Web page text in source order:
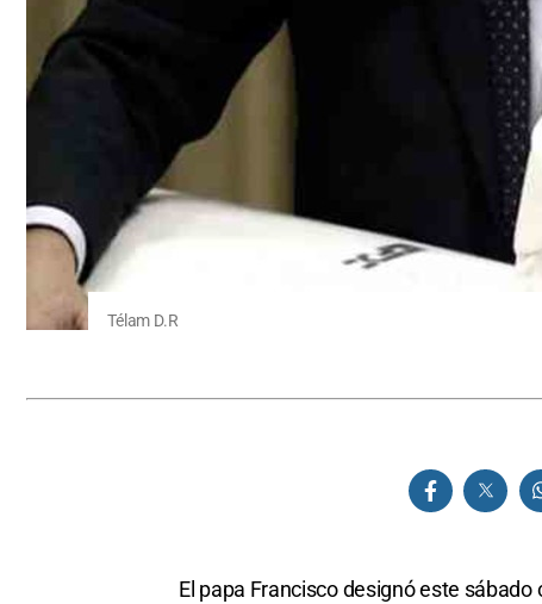
Télam D.R
El papa Francisco designó este